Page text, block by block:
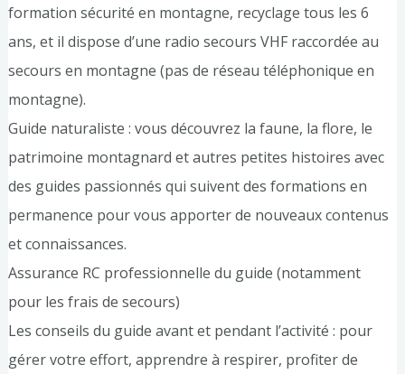
formation sécurité en montagne, recyclage tous les 6
ans, et il dispose d’une radio secours VHF raccordée au
secours en montagne (pas de réseau téléphonique en
montagne).
Guide naturaliste : vous découvrez la faune, la flore, le
patrimoine montagnard et autres petites histoires avec
des guides passionnés qui suivent des formations en
permanence pour vous apporter de nouveaux contenus
et connaissances.
Assurance RC professionnelle du guide (notamment
pour les frais de secours)
Les conseils du guide avant et pendant l’activité : pour
gérer votre effort, apprendre à respirer, profiter de